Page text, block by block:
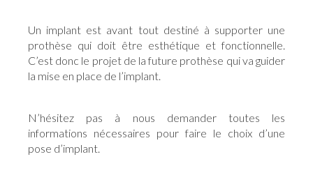
Un implant est avant tout destiné à supporter une
prothèse qui doit être esthétique et fonctionnelle.
C’est donc le projet de la future prothèse qui va guider
la mise en place de l’implant.
N’hésitez pas à nous demander toutes les
informations nécessaires pour faire le choix d’une
pose d’implant.